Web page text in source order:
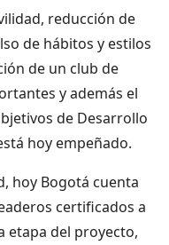
reducción de
de hábitos y estilos
de un club de
y además el
de Desarrollo
hoy empeñado.
hoy Bogotá cuenta
certificados a
etapa del proyecto,